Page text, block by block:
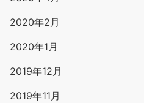
2020年2月
2020年1月
2019年12月
2019年11月